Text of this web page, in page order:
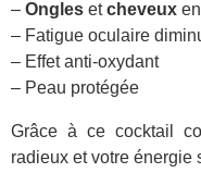
– Ongles etcheveux
– Fatigue oculaire
– Effet anti-oxydant
– Peau protégée
Grâce à ce cocktail
radieux et votre énergie